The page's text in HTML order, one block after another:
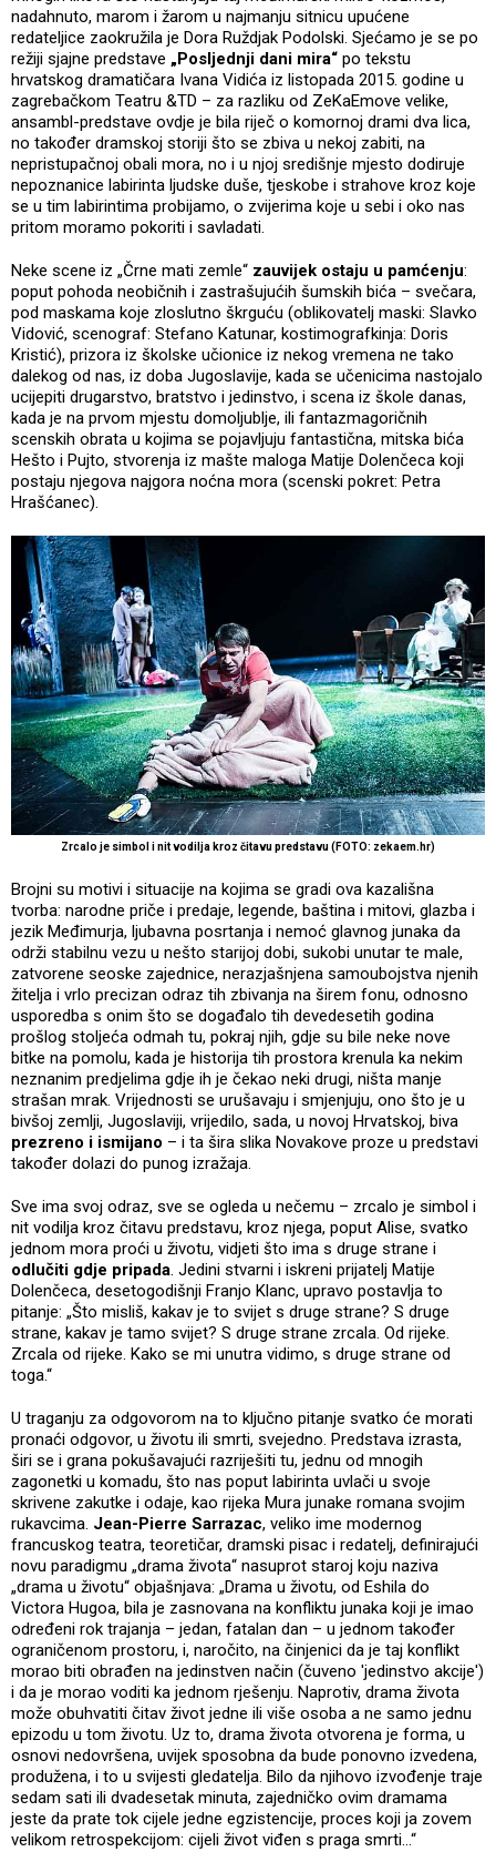
nadahnuto, marom i žarom u najmanju sitnicu upućene
redateljice zaokružila je Dora Ruždjak Podolski. Sjećamo je se po
režiji sjajne predstave „Posljednji dani mira“ po tekstu
hrvatskog dramatičara Ivana Vidića iz listopada 2015. godine u
zagrebačkom Teatru &TD – za razliku od ZeKaEmove velike,
ansambl-predstave ovdje je bila riječ o komornoj drami dva lica,
no također dramskoj storiji što se zbiva u nekoj zabiti, na
nepristupačnoj obali mora, no i u njoj središnje mjesto dodiruje
nepoznanice labirinta ljudske duše, tjeskobe i strahove kroz koje
se u tim labirintima probijamo, o zvijerima koje u sebi i oko nas
pritom moramo pokoriti i savladati.
Neke scene iz „Črne mati zemle“ zauvijek ostaju u pamćenju:
poput pohoda neobičnih i zastrašujućih šumskih bića – svečara,
pod maskama koje zloslutno škrguću (oblikovatelj maski: Slavko
Vidović, scenograf: Stefano Katunar, kostimografkinja: Doris
Kristić), prizora iz školske učionice iz nekog vremena ne tako
dalekog od nas, iz doba Jugoslavije, kada se učenicima nastojalo
ucijepiti drugarstvo, bratstvo i jedinstvo, i scena iz škole danas,
kada je na prvom mjestu domoljublje, ili fantazmagoričnih
scenskih obrata u kojima se pojavljuju fantastična, mitska bića
Hešto i Pujto, stvorenja iz mašte maloga Matije Dolenčeca koji
postaju njegova najgora noćna mora (scenski pokret: Petra
Hrašćanec).
Zrcalo je simbol i nit vodilja kroz čitavu predstavu (FOTO: zekaem.hr)
Brojni su motivi i situacije na kojima se gradi ova kazališna
tvorba: narodne priče i predaje, legende, baština i mitovi, glazba i
jezik Međimurja, ljubavna posrtanja i nemoć glavnog junaka da
održi stabilnu vezu u nešto starijoj dobi, sukobi unutar te male,
zatvorene seoske zajednice, nerazjašnjena samoubojstva njenih
žitelja i vrlo precizan odraz tih zbivanja na širem fonu, odnosno
usporedba s onim što se događalo tih devedesetih godina
prošlog stoljeća odmah tu, pokraj njih, gdje su bile neke nove
bitke na pomolu, kada je historija tih prostora krenula ka nekim
neznanim predjelima gdje ih je čekao neki drugi, ništa manje
strašan mrak. Vrijednosti se urušavaju i smjenjuju, ono što je u
bivšoj zemlji, Jugoslaviji, vrijedilo, sada, u novoj Hrvatskoj, biva
prezreno i ismijano – i ta šira slika Novakove proze u predstavi
također dolazi do punog izražaja.
Sve ima svoj odraz, sve se ogleda u nečemu – zrcalo je simbol i
nit vodilja kroz čitavu predstavu, kroz njega, poput Alise, svatko
jednom mora proći u životu, vidjeti što ima s druge strane i
odlučiti gdje pripada. Jedini stvarni i iskreni prijatelj Matije
Dolenčeca, desetogodišnji Franjo Klanc, upravo postavlja to
pitanje: „Što misliš, kakav je to svijet s druge strane? S druge
strane, kakav je tamo svijet? S druge strane zrcala. Od rijeke.
Zrcala od rijeke. Kako se mi unutra vidimo, s druge strane od
toga.“
U traganju za odgovorom na to ključno pitanje svatko će morati
pronaći odgovor, u životu ili smrti, svejedno. Predstava izrasta,
širi se i grana pokušavajući razriješiti tu, jednu od mnogih
zagonetki u komadu, što nas poput labirinta uvlači u svoje
skrivene zakutke i odaje, kao rijeka Mura junake romana svojim
rukavcima. Jean-Pierre Sarrazac, veliko ime modernog
francuskog teatra, teoretičar, dramski pisac i redatelj, definirajući
novu paradigmu „drama života“ nasuprot staroj koju naziva
„drama u životu“ objašnjava: „Drama u životu, od Eshila do
Victora Hugoa, bila je zasnovana na konfliktu junaka koji je imao
određeni rok trajanja – jedan, fatalan dan – u jednom također
ograničenom prostoru, i, naročito, na činjenici da je taj konflikt
morao biti obrađen na jedinstven način (čuveno 'jedinstvo akcije')
i da je morao voditi ka jednom rješenju. Naprotiv, drama života
može obuhvatiti čitav život jedne ili više osoba a ne samo jednu
epizodu u tom životu. Uz to, drama života otvorena je forma, u
osnovi nedovršena, uvijek sposobna da bude ponovno izvedena,
produžena, i to u svijesti gledatelja. Bilo da njihovo izvođenje traje
sedam sati ili dvadesetak minuta, zajedničko ovim dramama
jeste da prate tok cijele jedne egzistencije, proces koji ja zovem
velikom retrospekcijom: cijeli život viđen s praga smrti…“